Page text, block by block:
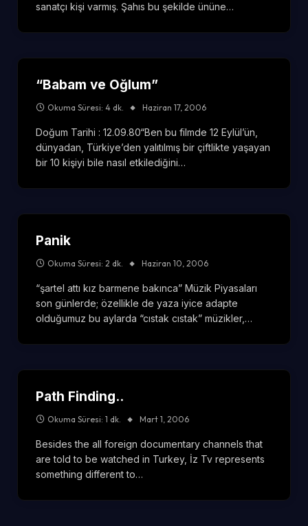
sanatçı kişi varmış. Şahıs bu şekilde ününe…
“Babam ve Oğlum”
Okuma Süresi: 4 dk. Haziran 17, 2006
Doğum Tarihi : 12.09.80“Ben bu filmde 12 Eylül’ün,
dünyadan, Türkiye’den yalıtılmış bir çiftlikte yaşayan
bir 10 kişiyi bile nasıl etkilediğini…
Panik
Okuma Süresi: 2 dk. Haziran 10, 2006
“şartel attı kız barmene bakınca” Müzik Piyasaları
son günlerde; özellikle de yaza iyice adapte
olduğumuz bu aylarda “cıstak cıstak” müzikler,…
Path Finding..
Okuma Süresi: 1 dk. Mart 1, 2006
Besides the all foreign documentary channels that
are told to be watched in Turkey, İz Tv represents
something different to…